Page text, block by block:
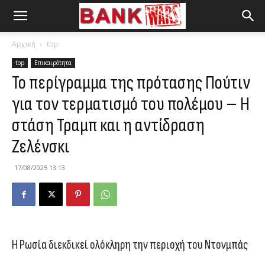
Αρχική top
top Επικαιρότητα
Το περίγραμμα της πρότασης Πούτιν
για τον τερματισμό του πολέμου – Η
στάση Τραμπ και η αντίδραση
Ζελένσκι
17/08/2025 13:13
Η Ρωσία διεκδικεί ολόκληρη την περιοχή του Ντονμπάς